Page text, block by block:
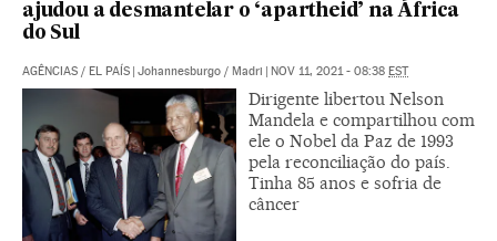
ajudou a desmantelar o ‘apartheid’ na África
do Sul
AGÊNCIAS / EL PAÍS | Johannesburgo / Madri | NOV 11, 2021 - 08:38 EST
Dirigente libertou Nelson
Mandela e compartilhou com
ele o Nobel da Paz de 1993
pela reconciliação do país.
Tinha 85 anos e sofria de
câncer